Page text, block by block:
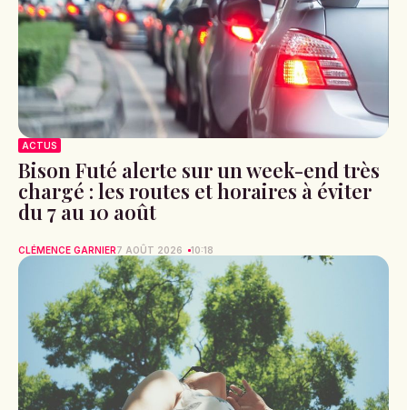
ACTUS
Bison Futé alerte sur un week-end très
chargé : les routes et horaires à éviter
du 7 au 10 août
CLÉMENCE GARNIER7 AOÛT 2026 10:18